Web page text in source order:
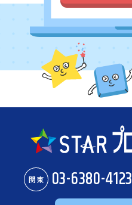
関東 03-6380-4123